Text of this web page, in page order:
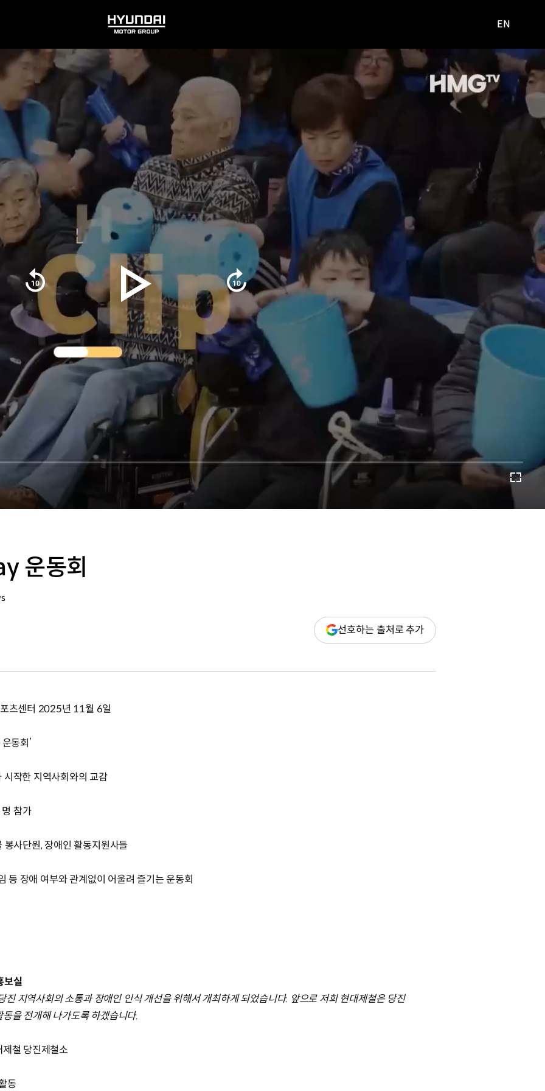
HYUNDAI
MOTOR
GROUP
사이트로
EN
운동회
선호하는 출처로 추가(새
창
츠센터 2025년 11월 6일
동회’
작한 지역사회와의 교감
참가
사단원, 장애인 활동지원사들
등 장애 여부와 관계없이 어울려 즐기는 운동회
보실
진 지역사회의 소통과 장애인 인식 개선을 위해서 개최하게 되었습니다. 앞으로 저희 현대제철은 당진
을 전개해 나가도록 하겠습니다.
철 당진제철소
동